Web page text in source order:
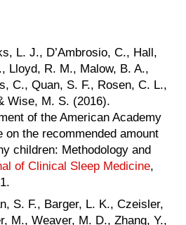
L. J., D’Ambrosio, C., Hall,
Lloyd, R. M., Malow, B. A.,
C., Quan, S. F., Rosen, C. L.,
Wise, M. S. (2016).
of the American Academy
on the recommended amount
children: Methodology and
of Clinical Sleep Medicine,
S. F., Barger, L. K., Czeisler,
M., Weaver, M. D., Zhang, Y.,